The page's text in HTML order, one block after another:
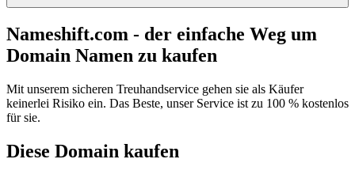
Nameshift.com - der einfache Weg um
Domain Namen zu kaufen
Mit unserem sicheren Treuhandservice gehen sie als Käufer
keinerlei Risiko ein. Das Beste, unser Service ist zu 100 % kostenlos
für sie.
Diese Domain kaufen